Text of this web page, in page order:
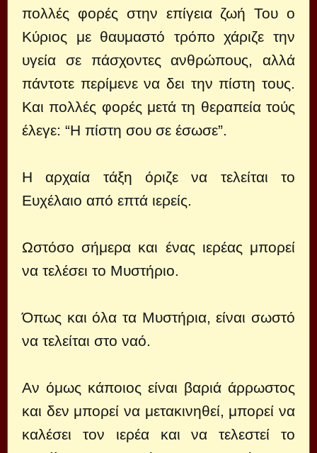
πολλές φορές στην επίγεια ζωή Του ο
Κύριος με θαυμαστό τρόπο χάριζε την
υγεία σε πάσχοντες ανθρώπους, αλλά
πάντοτε περίμενε να δει την πίστη τους.
Και πολλές φορές μετά τη θεραπεία τούς
έλεγε: “Η πίστη σου σε έσωσε”.
Η αρχαία τάξη όριζε να τελείται το
Ευχέλαιο από επτά ιερείς.
Ωστόσο σήμερα και ένας ιερέας μπορεί
να τελέσει το Μυστήριο.
Όπως και όλα τα Μυστήρια, είναι σωστό
να τελείται στο ναό.
Αν όμως κάποιος είναι βαριά άρρωστος
και δεν μπορεί να μετακινηθεί, μπορεί να
καλέσει τον ιερέα και να τελεστεί το